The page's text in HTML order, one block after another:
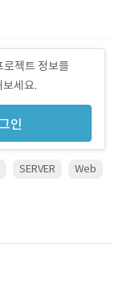
젝트 정보를
보세요.
인
SERVER
Web